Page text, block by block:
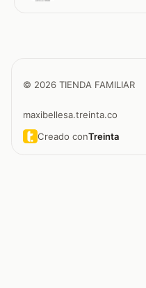
© 2026 TIENDA FAMILIAR
maxibellesa.treinta.co
Creado conTreinta